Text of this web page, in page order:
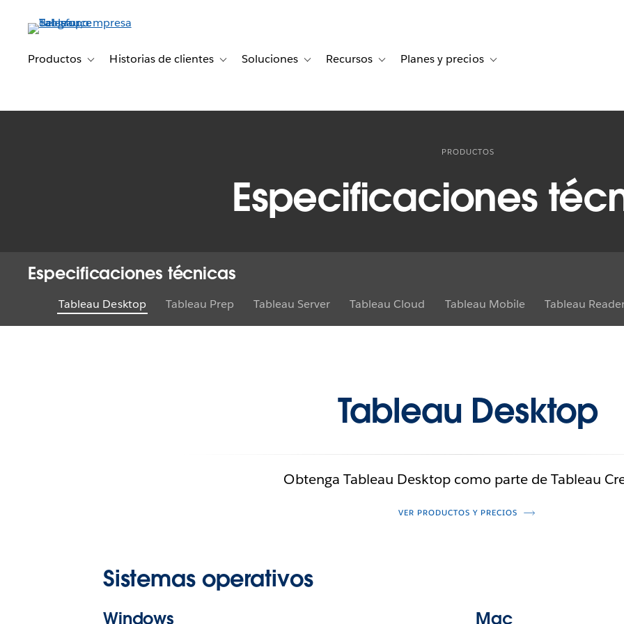
principalProductos Toggle sub-navigation for Productos
Historias de clientes Toggle sub-navigation for Historias de clientes
Soluciones Toggle sub-navigation for Soluciones
Recursos Toggle sub-navigation for Recursos
Planes y precios Toggle sub-navigation for
PRODUCTOS
Especificaciones
Especificaciones técnicas
Tableau Desktop Tableau Prep Tableau Server Tableau Cloud Tableau Mobile Tableau
Tableau Desktop
Obtenga Tableau Desktop como parte de Tableau
VER PRODUCTOS Y PRECIOS
Sistemas operativos
Windows Mac